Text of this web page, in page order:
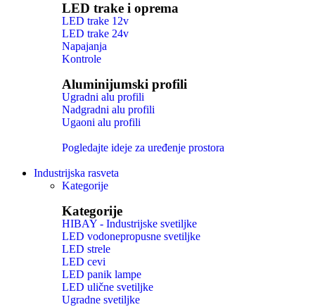
LED trake i oprema
LED trake 12v
LED trake 24v
Napajanja
Kontrole
Aluminijumski profili
Ugradni alu profili
Nadgradni alu profili
Ugaoni alu profili
Pogledajte ideje za uređenje prostora
Industrijska rasveta
Kategorije
Kategorije
HIBAY - Industrijske svetiljke
LED vodonepropusne svetiljke
LED strele
LED cevi
LED panik lampe
LED ulične svetiljke
Ugradne svetiljke